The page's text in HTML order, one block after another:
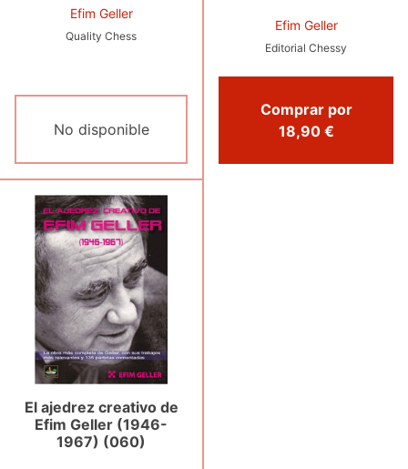
Efim Geller
Quality Chess
No disponible
Efim Geller
Editorial Chessy
Comprar por
18,90 €
El ajedrez creativo de
Efim Geller (1946-
1967) (060)